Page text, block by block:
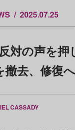
2025.07.25
対の声を押
撤去、修復へ
CASSADY